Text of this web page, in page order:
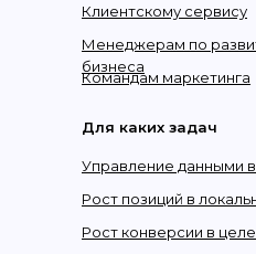
Клиентскому сервису
Командам маркетинга
Менеджерам по
бизнеса
Для каких задач
Управление данными
Рост позиций в
Рост конверсии в